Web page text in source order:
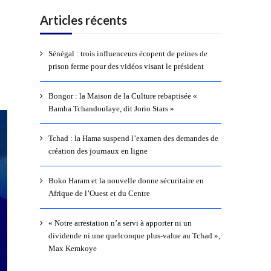
Articles récents
Sénégal : trois influenceurs écopent de peines de
prison ferme pour des vidéos visant le président
Bongor : la Maison de la Culture rebaptisée «
Bamba Tchandoulaye, dit Jorio Stars »
Tchad : la Hama suspend l’examen des demandes de
création des journaux en ligne
Boko Haram et la nouvelle donne sécuritaire en
Afrique de l’Ouest et du Centre
« Notre arrestation n’a servi à apporter ni un
dividende ni une quelconque plus-value au Tchad »,
Max Kemkoye